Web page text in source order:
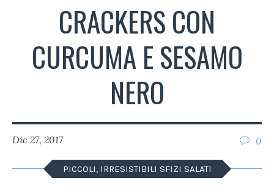
CRACKERS CON
CURCUMA E SESAMO
NERO
Dic 27, 2017 0
PICCOLI, IRRESISTIBILI SFIZI SALATI